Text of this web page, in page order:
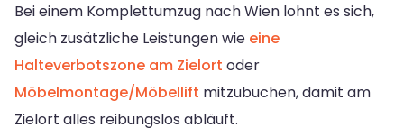
Bei einem Komplettumzug nach Wien lohnt es sich,
gleich zusätzliche Leistungen wie eine
Halteverbotszone am Zielort oder
Möbelmontage/Möbellift mitzubuchen, damit am
Zielort alles reibungslos abläuft.